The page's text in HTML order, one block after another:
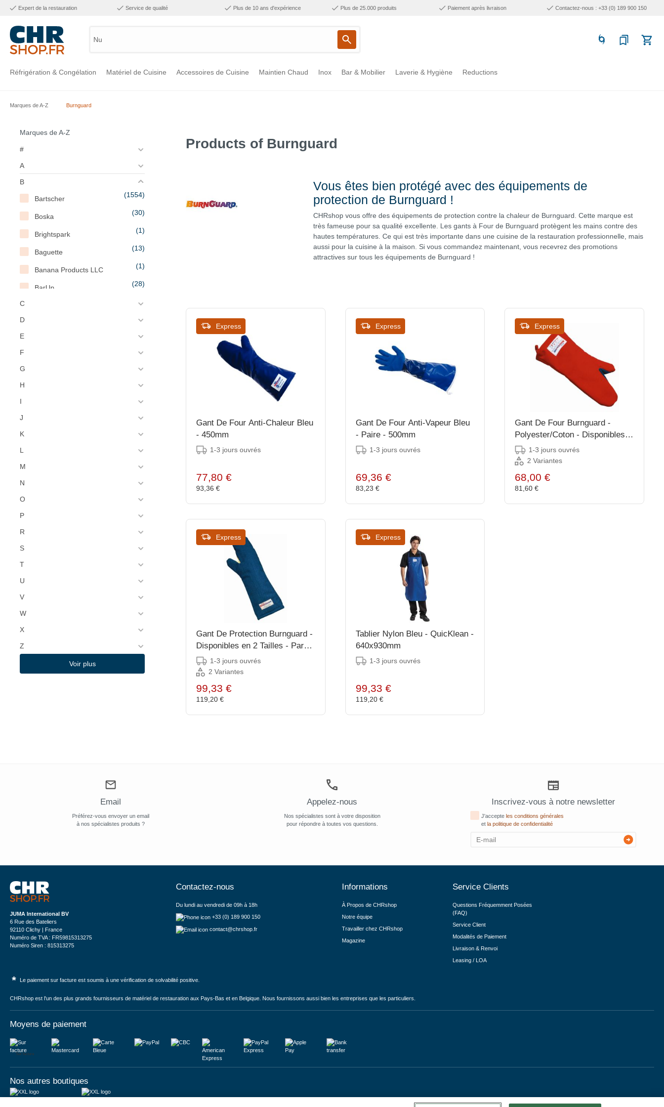
Expert de la restauration Service de qualité Plus de 10 ans d'expérience Plus de 25.000 produits Paiement après livraison Contactez-nous : +33 (0) 189 900 150
Numéro
Réfrigération & Congélation Matériel de Cuisine Accessoires de Cuisine Maintien Chaud Inox Bar & Mobilier Laverie & Hygiène Reductions
Marques de A-Z Burnguard
Marques de A-Z
#
A
B
(1554)
Bartscher
(30)
Boska
(1)
Brightspark
(13)
Baguette
(1)
Banana Products LLC
(28)
BarUp
(2)
(6)
(53)
(6)
(5)
(51)
(146)
(103)
(15)
(3)
(3)
C
D
E
F
G
H
I
J
K
L
M
N
O
P
R
S
T
U
V
W
X
Z
Voir plus
Products of Burnguard
Vous êtes bien protégé avec des équipements de
protection de Burnguard !
CHRshop vous offre des équipements de protection contre la chaleur de Burnguard. Cette marque est
très fameuse pour sa qualité excellente. Les gants à Four de Burnguard protègent les mains contre des
hautes températures. Ce qui est très importante dans une cuisine de la restauration professionnelle, mais
aussi pour la cuisine à la maison. Si vous commandez maintenant, vous recevrez des promotions
attractives sur tous les équipements de Burnguard !
Express
Gant De Four Anti-Chaleur Bleu
- 450mm
1-3 jours ouvrés
77,80 €
93,36 €
Express
Gant De Four Anti-Vapeur Bleu
- Paire - 500mm
1-3 jours ouvrés
69,36 €
83,23 €
Express
Gant De Four Burnguard -
Polyester/Coton - Disponibles
en 2 Tailles - Par Pièce
1-3 jours ouvrés
2 Variantes
68,00 €
81,60 €
Express
Gant De Protection Burnguard -
Disponibles en 2 Tailles - Par
Pièce1-3 jours ouvrés
2 Variantes
99,33 €
119,20 €
Express
Tablier Nylon Bleu - QuicKlean -
640x930mm
1-3 jours ouvrés
99,33 €
119,20 €
Email
Préférez-vous envoyer un email
à nos spécialistes produits ?
Appelez-nous
Nos spécialistes sont à votre disposition
pour répondre à toutes vos questions.
Inscrivez-vous à notre newsletter
J'accepteles conditions générales
etla politique de confidentialité
JUMA International BV
6 Rue des Bateliers
92110 Clichy | France
Numéro de TVA : FR59815313275
Numéro Siren : 815313275
Contactez-nous
Du lundi au vendredi de 09h à 18h
+33 (0) 189 900 150
contact@chrshop.fr
Informations
À Propos de CHRshop
Notre équipe
Travailler chez CHRshop
Magazine
Service Clients
Questions Fréquemment Posées
(FAQ)
Service Client
Modalités de Paiement
Livraison & Renvoi
Leasing / LOA
* Le paiement sur facture est soumis à une vérification de solvabilité positive.
CHRshop est l'un des plus grands fournisseurs de matériel de restauration aux Pays-Bas et en Belgique. Nous fournissons aussi bien les entreprises que les particuliers.
Moyens de paiement
Sur facture
Nos autres boutiques